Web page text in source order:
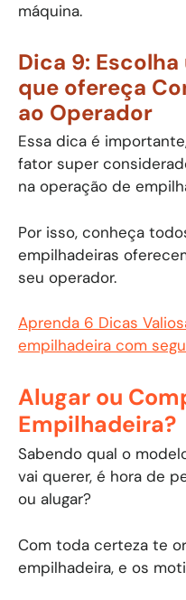
máquina.
Dica 9:
que ofereça
ao Operador
Essa dica é
fator super
na operação de
Por isso, conheça
empilhadeiras
seu operador.
Aprenda 6 Dicas
empilhadeira com
Alugar ou
Empilhadeira?
Sabendo qual o
vai querer, é hora de
ou alugar?
Com toda certeza te
empilhadeira, e os